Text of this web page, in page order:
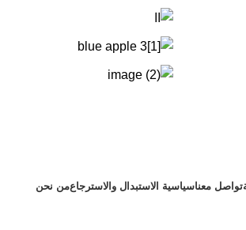
تواصل معناسياسية الاستبدال والاسترجاعمن نحن